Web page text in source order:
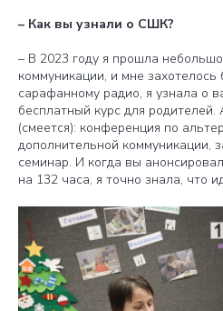
– Как вы узнали о СШК?
– В 2023 году я прошла
коммуникации, и мне захотелось
сарафанному радио, я узнала о
бесплатный курс для
(смеется): конференция по
дополнительной коммуникации,
семинар. И когда вы
на 132 часа, я точно знала, что